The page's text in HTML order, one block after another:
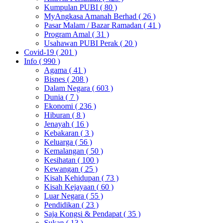
Kumpulan PUBI ( 80 )
MyAngkasa Amanah Berhad ( 26 )
Pasar Malam / Bazar Ramadan ( 41 )
Program Amal ( 31 )
Usahawan PUBI Perak ( 20 )
Covid-19 ( 201 )
Info ( 990 )
Agama ( 41 )
Bisnes ( 208 )
Dalam Negara ( 603 )
Dunia ( 7 )
Ekonomi ( 236 )
Hiburan ( 8 )
Jenayah ( 16 )
Kebakaran ( 3 )
Keluarga ( 56 )
Kemalangan ( 50 )
Kesihatan ( 100 )
Kewangan ( 25 )
Kisah Kehidupan ( 73 )
Kisah Kejayaan ( 60 )
Luar Negara ( 55 )
Pendidikan ( 23 )
Saja Kongsi & Pendapat( 35 )